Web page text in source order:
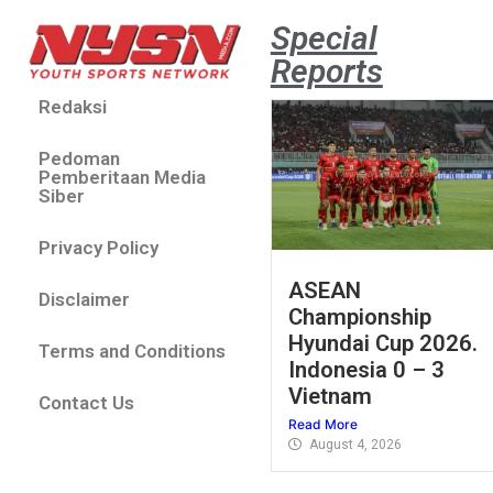
Redaksi
Pedoman
Pemberitaan Media
Siber
Privacy Policy
Disclaimer
Terms and Conditions
Contact Us
Special
Reports
ASEAN
Championship
Hyundai Cup 2026.
Indonesia 0 – 3
Vietnam
Read More
August 4, 2026